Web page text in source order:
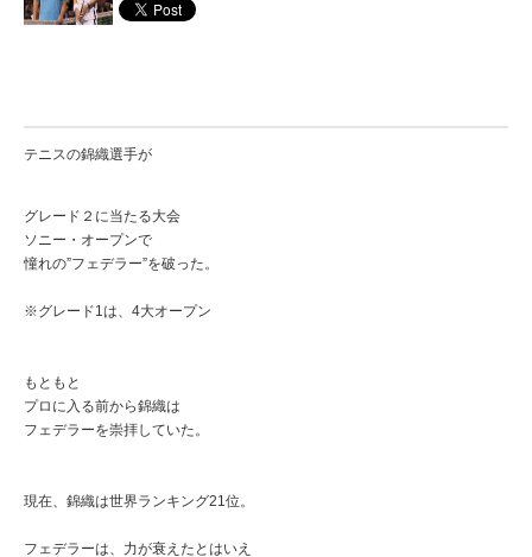
テニスの錦織選手が
グレード２に当たる大会
ソニー・オープンで
憧れの”フェデラー”を破った。
※グレード1は、4大オープン
もともと
プロに入る前から錦織は
フェデラーを崇拝していた。
現在、錦織は世界ランキング21位。
フェデラーは、力が衰えたとはいえ